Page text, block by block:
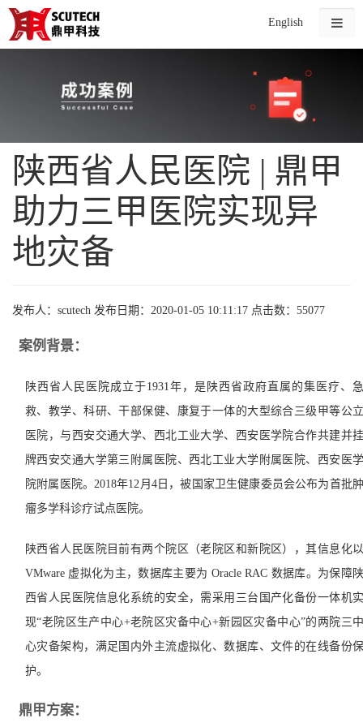
English
陕西省人民医院 | 鼎甲
助力三甲医院实现异
地灾备
发布人：scutech 发布日期：2020-01-05 10:11:17 点击数：55077
案例背景：
陕西省人民医院成立于1931年，是陕西省政府直属的集医疗、急
救、教学、科研、干部保健、康复于一体的大型综合三级甲等公立
医院，与西安交通大学、西北工业大学、西安医学院合作共建并挂
牌西安交通大学第三附属医院、西北工业大学附属医院、西安医学
院附属医院。2018年12月4日，被国家卫生健康委员会公布为首批肿
瘤多学科诊疗试点医院。
陕西省人民医院目前有两个院区（老院区和新院区），其信息化以
VMware 虚拟化为主，数据库主要为 Oracle RAC 数据库。为保障陕
西省人民医院信息化系统的安全，需采用三台国产化备份一体机实
现“老院区生产中心+老院区灾备中心+新园区灾备中心”的两院三中
心灾备架构，满足国内外主流虚拟化、数据库、文件的在线备份保
护。
鼎甲方案：